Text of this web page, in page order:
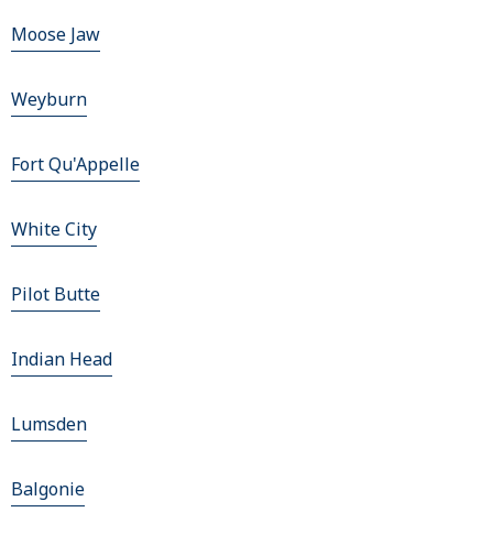
Moose Jaw
Weyburn
Fort Qu'Appelle
White City
Pilot Butte
Indian Head
Lumsden
Balgonie